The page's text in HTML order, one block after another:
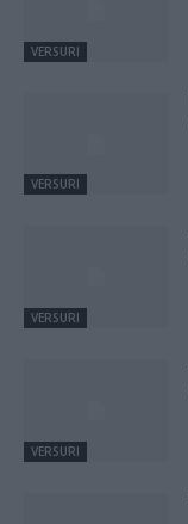
VERSURI
VERSURI
VERSURI
VERSURI